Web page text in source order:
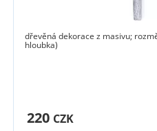
dřevěná dekorace z masivu;
hloubka)
220 CZK